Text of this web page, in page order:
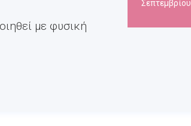
Σεπτεμβρίου
με φυσική